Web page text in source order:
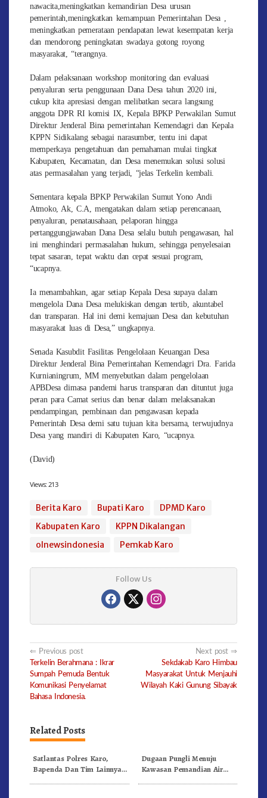
nawacita,meningkatkan kemandirian Desa urusan
pemerintah,meningkatkan kemampuan Pemerintahan Desa ,
meningkatkan pemerataan pendapatan lewat kesempatan kerja
dan mendorong peningkatan swadaya gotong royong
masyarakat, “terangnya.
Dalam pelaksanaan workshop monitoring dan evaluasi
penyaluran serta penggunaan Dana Desa tahun 2020 ini,
cukup kita apresiasi dengan melibatkan secara langsung
anggota DPR RI komisi IX, Kepala BPKP Perwakilan Sumut
Direktur Jenderal Bina pemerintahan Kemendagri dan Kepala
KPPN Sidikalang sebagai narasumber, tentu ini dapat
memperkaya pengetahuan dan pemahaman mulai tingkat
Kabupaten, Kecamatan, dan Desa menemukan solusi solusi
atas permasalahan yang terjadi, “jelas Terkelin kembali.
Sementara kepala BPKP Perwakilan Sumut Yono Andi
Atmoko, Ak, C.A, mengatakan dalam setiap perencanaan,
penyaluran, penatausahaan, pelaporan hingga
pertanggungjawaban Dana Desa selalu butuh pengawasan, hal
ini menghindari permasalahan hukum, sehingga penyelesaian
tepat sasaran, tepat waktu dan cepat sesuai program,
“ucapnya.
Ia menambahkan, agar setiap Kepala Desa supaya dalam
mengelola Dana Desa melukiskan dengan tertib, akuntabel
dan transparan. Hal ini demi kemajuan Desa dan kebutuhan
masyarakat luas di Desa,” ungkapnya.
Senada Kasubdit Fasilitas Pengelolaan Keuangan Desa
Direktur Jenderal Bina Pemerintahan Kemendagri Dra. Farida
Kurnianingrum, MM menyebutkan dalam pengelolaan
APBDesa dimasa pandemi harus transparan dan dituntut juga
peran para Camat serius dan benar dalam melaksanakan
pendampingan, pembinaan dan pengawasan kepada
Pemerintah Desa demi satu tujuan kita bersama, terwujudnya
Desa yang mandiri di Kabupaten Karo, “ucapnya.
(David)
Views: 213
Berita Karo Bupati Karo
DPMD Karo
Kabupaten Karo
KPPN Dikalangan
olnewsindonesia
Pemkab Karo
Follow Us
Post
navigation
Previous post
Terkelin Berahmana : Ikrar
Sumpah Pemuda Bentuk
Komunikasi Penyelamat
Bahasa Indonesia.
Next post
Sekdakab Karo Himbau
Masyarakat Untuk Menjauhi
Wilayah Kaki Gunung Sibayak
Related Posts
Satlantas Polres Karo,
Bapenda Dan Tim Lainnya
Dugaan Pungli Menuju
Kawasan Pemandian Air